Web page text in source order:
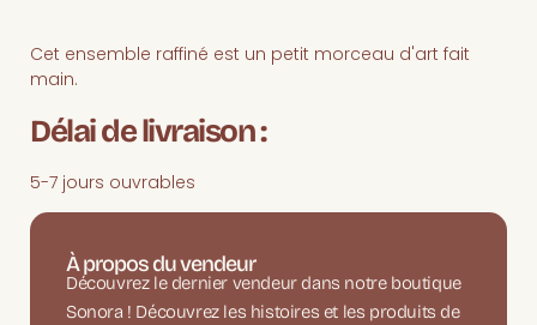
Cet ensemble raffiné est un petit morceau d'art fait
main.
Délai de livraison :
5-7 jours ouvrables
À propos du vendeur
Découvrez le dernier vendeur dans notre boutique
Sonora ! Découvrez les histoires et les produits de